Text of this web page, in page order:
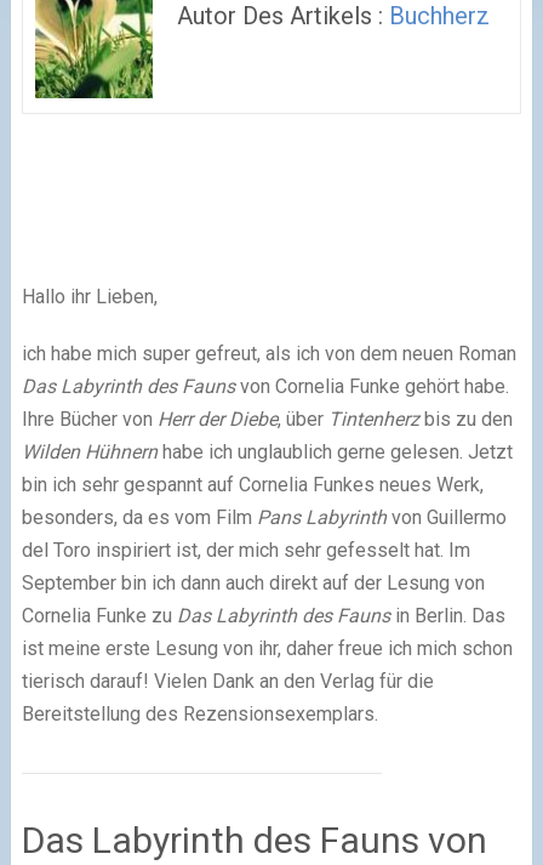
Autor Des Artikels : Buchherz
Hallo ihr Lieben,
ich habe mich super gefreut, als ich von dem neuen Roman
Das Labyrinth des Faunsvon Cornelia Funke gehört habe.
Ihre Bücher von Herr der Diebe, über Tintenherzbis zu den
Wilden Hühnernhabe ich unglaublich gerne gelesen. Jetzt
bin ich sehr gespannt auf Cornelia Funkes neues Werk,
besonders, da es vom Film Pans Labyrinthvon Guillermo
del Toro inspiriert ist, der mich sehr gefesselt hat. Im
September bin ich dann auch direkt auf der Lesung von
Cornelia Funke zu Das Labyrinth des Faunsin Berlin. Das
ist meine erste Lesung von ihr, daher freue ich mich schon
tierisch darauf! Vielen Dank an den Verlag für die
Bereitstellung des Rezensionsexemplars.
Das Labyrinth des Fauns von